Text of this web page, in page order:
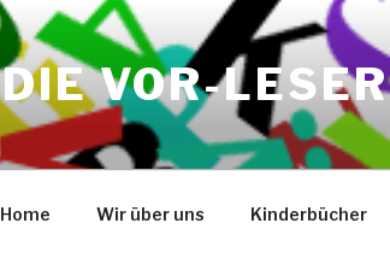
DIE VOR-LESER
Home Wir über uns Kinderbücher